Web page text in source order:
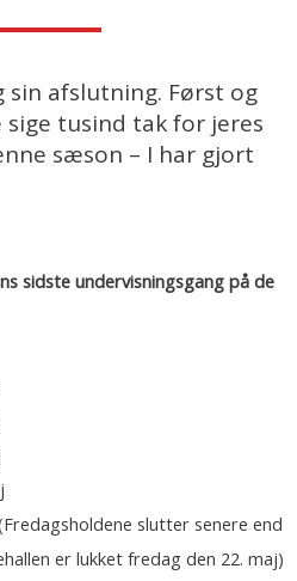
afslutning. Først og
tusind tak for jeres
sæson – I har gjort
sidste undervisningsgang på de
slutter senere end
er lukket fredag den 22. maj)